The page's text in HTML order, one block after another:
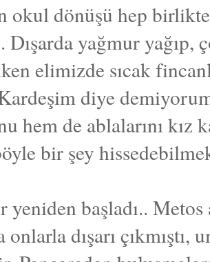
okul dönüşü hep
Dışarda yağmur yağıp,
elimizde sıcak
diye
hem de ablalarını
bir şey
yeniden başladı.. Metos
onlarla dışarı çıkmıştı,